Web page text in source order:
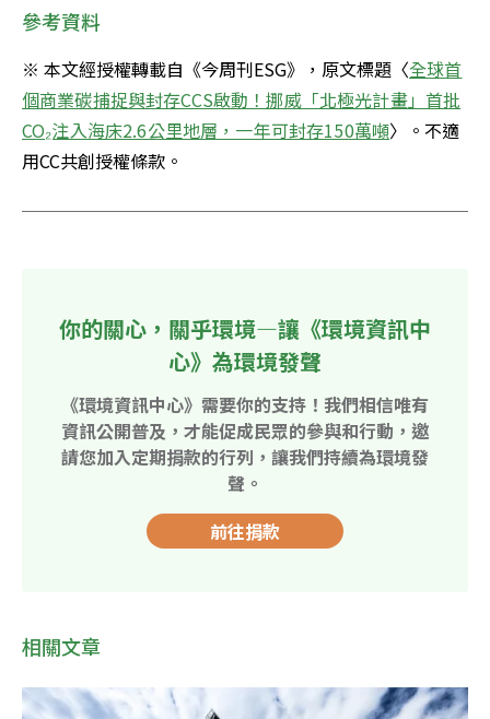
參考資料
※ 本文經授權轉載自《今周刊ESG》，原文標題〈全球首
個商業碳捕捉與封存CCS啟動！挪威「北極光計畫」首批
CO₂注入海床2.6公里地層，一年可封存150萬噸〉。不適
用CC共創授權條款。
你的關心，關乎環境—讓《環境資訊中
心》為環境發聲
《環境資訊中心》需要你的支持！我們相信唯有
資訊公開普及，才能促成民眾的參與和行動，邀
請您加入定期捐款的行列，讓我們持續為環境發
聲。
前往捐款
相關文章